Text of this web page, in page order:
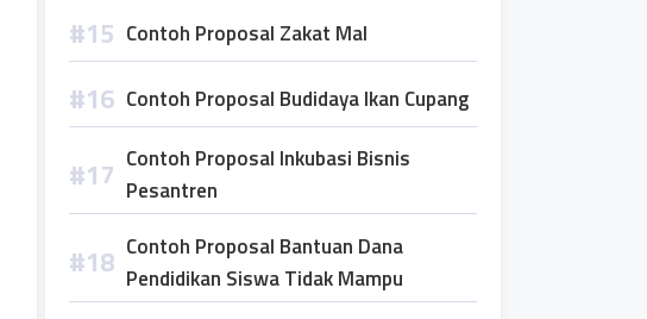
Contoh Proposal Zakat Mal
Contoh Proposal Budidaya Ikan Cupang
Contoh Proposal Inkubasi Bisnis
Pesantren
Contoh Proposal Bantuan Dana
Pendidikan Siswa Tidak Mampu